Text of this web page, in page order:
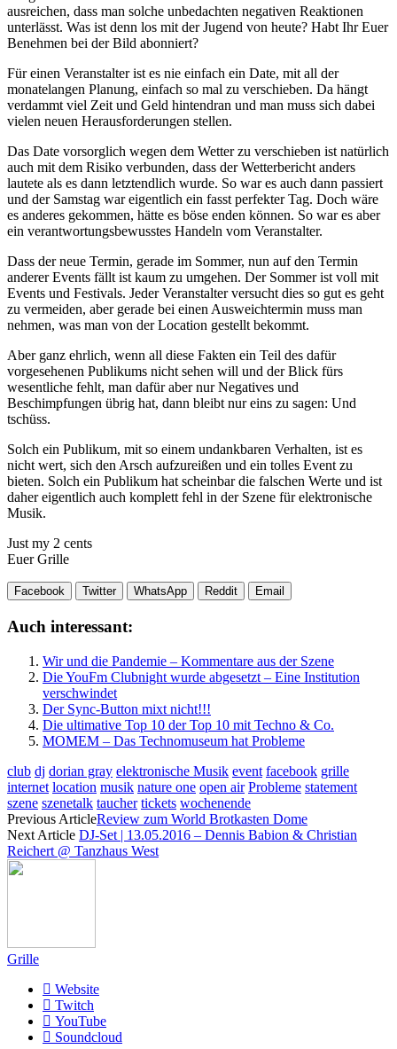
ausreichen, dass man solche unbedachten negativen Reaktionen
unterlässt. Was ist denn los mit der Jugend von heute? Habt Ihr Euer
Benehmen bei der Bild abonniert?
Für einen Veranstalter ist es nie einfach ein Date, mit all der
monatelangen Planung, einfach so mal zu verschieben. Da hängt
verdammt viel Zeit und Geld hintendran und man muss sich dabei
vielen neuen Herausforderungen stellen.
Das Date vorsorglich wegen dem Wetter zu verschieben ist natürlich
auch mit dem Risiko verbunden, dass der Wetterbericht anders
lautete als es dann letztendlich wurde. So war es auch dann passiert
und der Samstag war eigentlich ein fasst perfekter Tag. Doch wäre
es anderes gekommen, hätte es böse enden können. So war es aber
ein verantwortungsbewusstes Handeln vom Veranstalter.
Dass der neue Termin, gerade im Sommer, nun auf den Termin
anderer Events fällt ist kaum zu umgehen. Der Sommer ist voll mit
Events und Festivals. Jeder Veranstalter versucht dies so gut es geht
zu vermeiden, aber gerade bei einen Ausweichtermin muss man
nehmen, was man von der Location gestellt bekommt.
Aber ganz ehrlich, wenn all diese Fakten ein Teil des dafür
vorgesehenen Publikums nicht sehen will und der Blick fürs
wesentliche fehlt, man dafür aber nur Negatives und
Beschimpfungen übrig hat, dann bleibt nur eins zu sagen: Und
tschüss.
Solch ein Publikum, mit so einem undankbaren Verhalten, ist es
nicht wert, sich den Arsch aufzureißen und ein tolles Event zu
bieten. Solch ein Publikum hat scheinbar die falschen Werte und ist
daher eigentlich auch komplett fehl in der Szene für elektronische
Musik.
Just my 2 cents
Euer Grille
Facebook Twitter WhatsApp Reddit Email
Auch interessant:
Wir und die Pandemie – Kommentare aus der Szene
Die YouFm Clubnight wurde abgesetzt – Eine Institution
verschwindet
Der Sync-Button mixt nicht!!!
Die ultimative Top 10 der Top 10 mit Techno & Co.
MOMEM – Das Technomuseum hat Probleme
club dj dorian gray elektronische Musik event facebook grille
internet location musik nature one open air Probleme statement
szene szenetalk taucher tickets wochenende
Previous ArticleReview zum World Brotkasten Dome
Next Article DJ-Set | 13.05.2016 – Dennis Babion & Christian
Reichert @ Tanzhaus West
Grille
Website
Twitch
YouTube
Soundcloud